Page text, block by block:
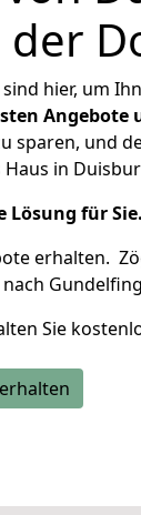
hier, um
Angebote
und
in
Lösung für Sie.
erhalten.
Sie